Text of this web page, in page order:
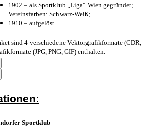
1902 = als Sportklub „Liga“ Wien gegründet;
Vereinsfarben: Schwarz-Weiß;
1910 = aufgelöst
sind 4 verschiedene Vektorgrafikformate (CDR,
(JPG, PNG, GIF) enthalten.
Sportklub